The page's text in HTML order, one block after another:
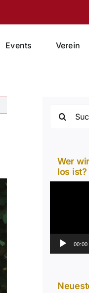
Events Verein
nach:
Wer
los ist?
00:00